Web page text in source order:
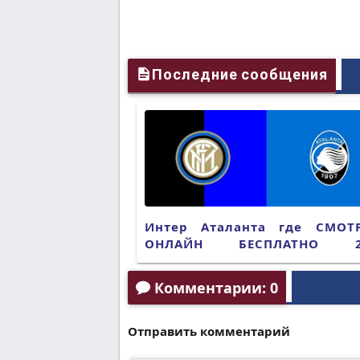
Последние сообщения
Интер Аталанта где
ОНЛАЙН БЕСПЛАТНО
(ПРЯМАЯ ТРАНСЛЯЦИЯ)
Комментарии: 0
Отправить комментарий